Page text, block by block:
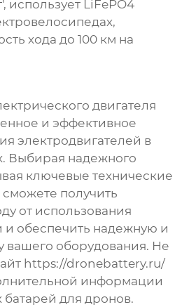
использует LiFePO4
хода до 100 км на
двигателя
и эффективное
электродвигателей в
Выбирая надежного
ключевые технические
получить
от использования
и обеспечить надежную и
вашего оборудования. Не
https://dronebattery.ru/
информации
батарей для дронов.